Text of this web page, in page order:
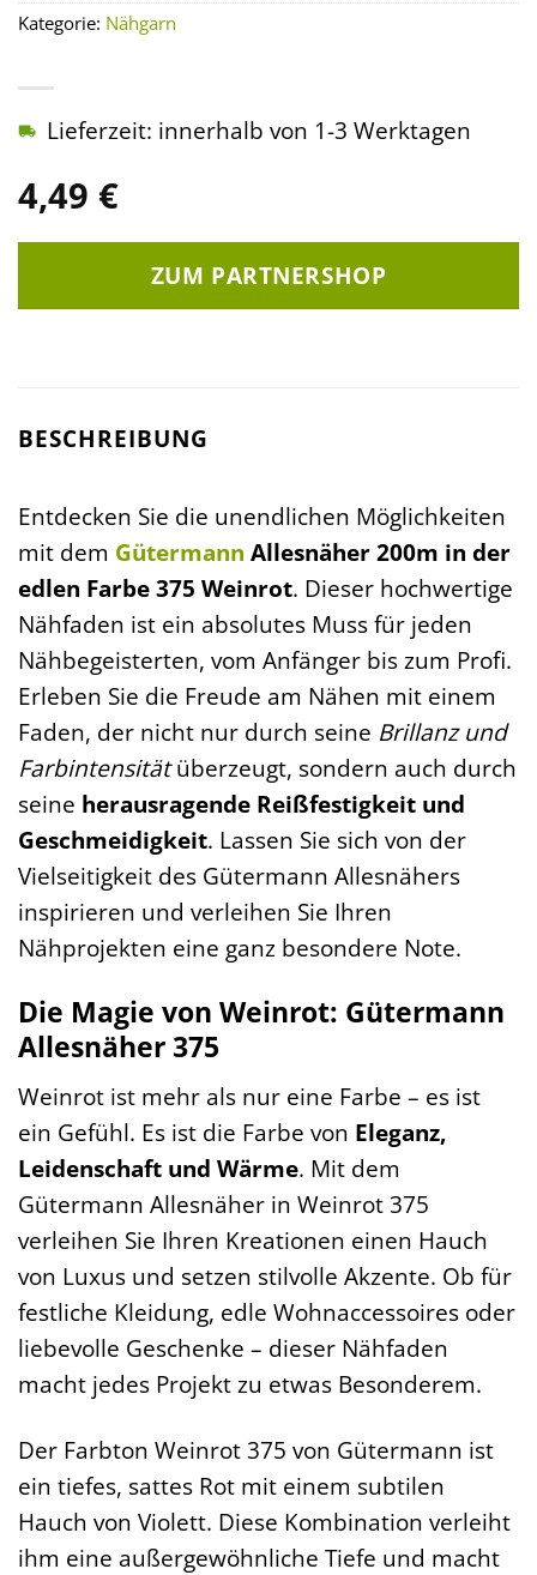
4,49 €
Lieferzeit: innerhalb von 1-3 Werktagen
ZUM PARTNERSHOP
Kategorie: Nähgarn
BESCHREIBUNG
Entdecken Sie die unendlichen Möglichkeiten
mit dem Gütermann Allesnäher 200m in der
edlen Farbe 375 Weinrot. Dieser hochwertige
Nähfaden ist ein absolutes Muss für jeden
Nähbegeisterten, vom Anfänger bis zum Profi.
Erleben Sie die Freude am Nähen mit einem
Faden, der nicht nur durch seine Brillanz und
Farbintensitätüberzeugt, sondern auch durch
seine herausragende Reißfestigkeit und
Geschmeidigkeit. Lassen Sie sich von der
Vielseitigkeit des Gütermann Allesnähers
inspirieren und verleihen Sie Ihren
Nähprojekten eine ganz besondere Note.
Die Magie von Weinrot: Gütermann
Allesnäher 375
Weinrot ist mehr als nur eine Farbe – es ist
ein Gefühl. Es ist die Farbe von Eleganz,
Leidenschaft und Wärme. Mit dem
Gütermann Allesnäher in Weinrot 375
verleihen Sie Ihren Kreationen einen Hauch
von Luxus und setzen stilvolle Akzente. Ob für
festliche Kleidung, edle Wohnaccessoires oder
liebevolle Geschenke – dieser Nähfaden
macht jedes Projekt zu etwas Besonderem.
Der Farbton Weinrot 375 von Gütermann ist
ein tiefes, sattes Rot mit einem subtilen
Hauch von Violett. Diese Kombination verleiht
ihm eine außergewöhnliche Tiefe und macht